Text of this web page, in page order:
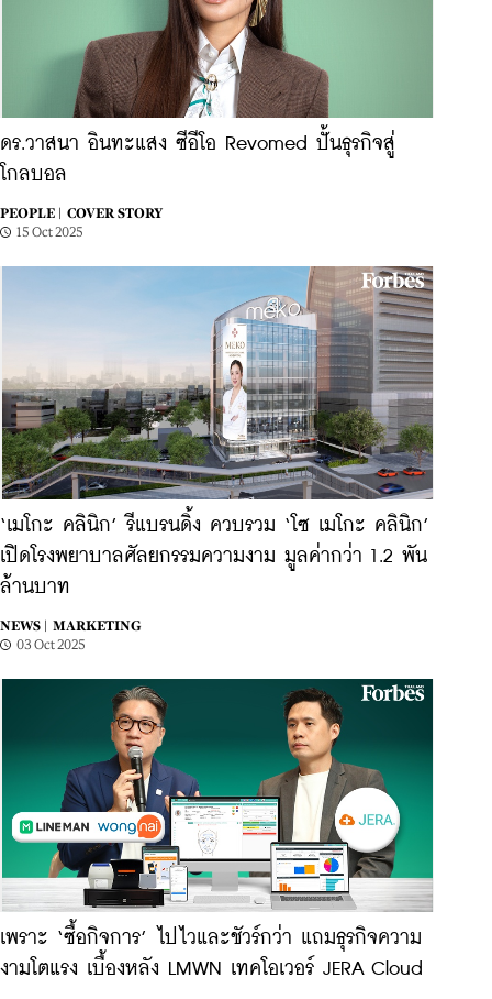
ดร.วาสนา อินทะแสง ซีอีโอ Revomed ปั้นธุรกิจสู่
โกลบอล
PEOPLE |
COVER STORY
15 Oct 2025
‘เมโกะ คลินิก’ รีแบรนดิ้ง ควบรวม ‘โซ เมโกะ คลินิก’
เปิดโรงพยาบาลศัลยกรรมความงาม มูลค่ากว่า 1.2 พัน
ล้านบาท
NEWS |
MARKETING
03 Oct 2025
เพราะ ‘ซื้อกิจการ’ ไปไวและชัวร์กว่า แถมธุรกิจความ
งามโตแรง เบื้องหลัง LMWN เทคโอเวอร์ JERA Cloud